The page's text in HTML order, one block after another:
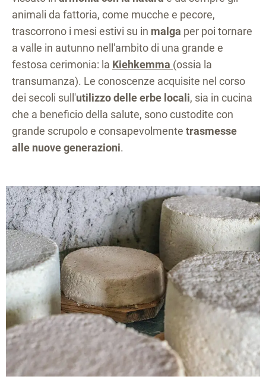
animali da fattoria, come mucche e pecore,
trascorrono i mesi estivi su in malga per poi tornare
a valle in autunno nell'ambito di una grande e
festosa cerimonia: la Kiehkemma (ossia la
transumanza). Le conoscenze acquisite nel corso
dei secoli sull'utilizzo delle erbe locali, sia in cucina
che a beneficio della salute, sono custodite con
grande scrupolo e consapevolmente trasmesse
alle nuove generazioni.